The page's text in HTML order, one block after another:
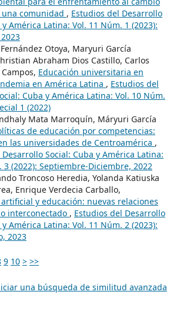
comunidad , Estudios del Desarrollo
América Latina: Vol. 11 Núm. 1 (2023):
Otoya, Maryuri García
Abraham Dios Castillo, Carlos
Educación universitaria en
en América Latina , Estudios del
Cuba y América Latina: Vol. 10 Núm.
1 (2022)
Mata Marroquín, Máryuri García
de educación por competencias:
las universidades de Centroamérica ,
Social: Cuba y América Latina:
3 (2022): Septiembre-Diciembre, 2022
Troncoso Heredia, Yolanda Katiuska
Enrique Verdecia Carballo,
y educación: nuevas relaciones
interconectado , Estudios del Desarrollo
América Latina: Vol. 11 Núm. 2 (2023):
2023
9 10 > >>
una búsqueda de similitud avanzada